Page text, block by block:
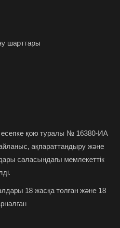
шарттары
есепке қою туралы № 16380-ИА
ақпараттандыру және
саласындағы мемлекеттік
18 жасқа толған және 18